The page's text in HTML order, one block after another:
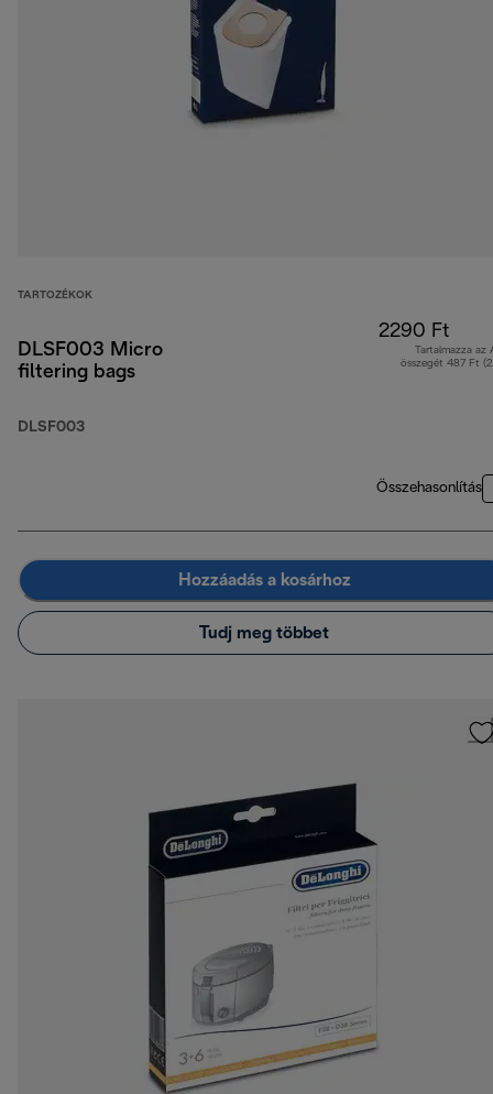
TARTOZÉKOK
DLSF003 Micro
filtering bags
DLSF003
2290 Ft
Tartalmazza az
összegét 487 Ft
Összehasonlítás
Hozzáadás a kosárhoz
Tudj meg többet